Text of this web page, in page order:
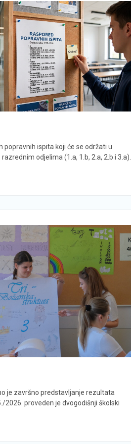
popravnih ispita koji će se održati u
odjelima (1.a, 1.b, 2.a, 2.b i 3.a).
je završno predstavljanje rezultata
2026. proveden je dvogodišnji školski